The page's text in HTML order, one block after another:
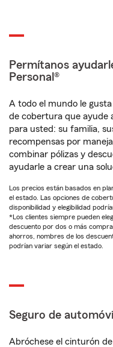
Permítanos
Personal®
A todo el mundo le
de cobertura que ayude
para usted: su familia,
recompensas por
combinar pólizas y
ayudarle a crear una
Los precios están basados en
el estado. Las opciones de
disponibilidad y elegibilidad
*Los clientes siempre pueden
descuento por dos o más
ahorros, nombres de los
podrían variar según el estado.
Seguro de
Abróchese el cinturón